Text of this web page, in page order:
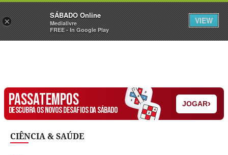
Sábado Assine Iniciar Sessão
PASSATEMPOS
DESCUBRA OS NOVOS DESAFIOS DA SÁBADO
JOGAR›
CIÊNCIA & SAÚDE
×
SÁBADO Online
Medialivre
FREE - In Google Play
VIEW